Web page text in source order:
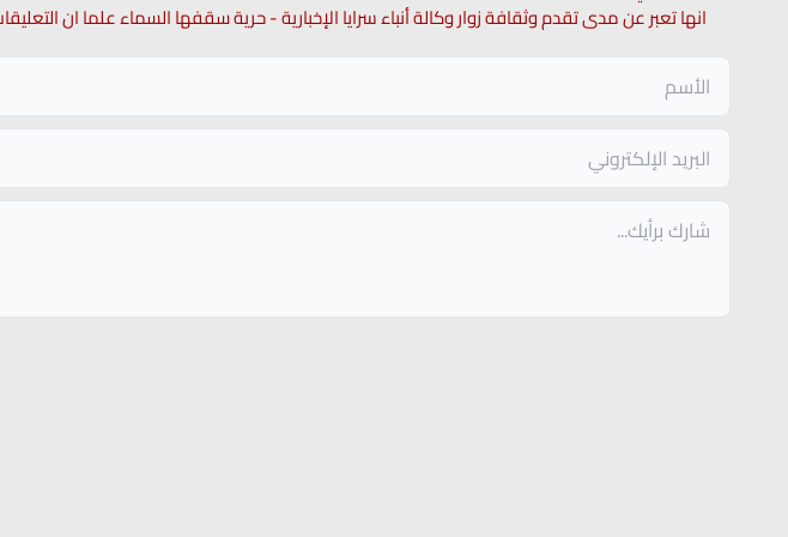
انها تعبر عن مدى تقدم وثقافة زوار وكالة أنباء سرايا الإخبارية - حرية سقفها السماء علما ان